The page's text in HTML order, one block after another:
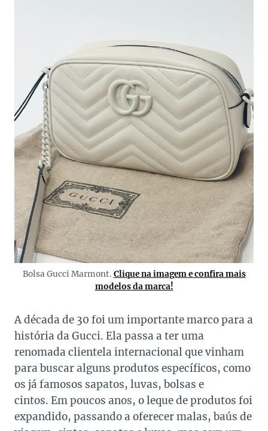
Bolsa Gucci Marmont. Clique na imagem e confira mais
modelos da marca!
A década de 30 foi um importante marco para a
história da Gucci. Ela passa a ter uma
renomada clientela internacional que vinham
para buscar alguns produtos específicos, como
os já famosos sapatos, luvas, bolsas e
cintos. Em poucos anos, o leque de produtos foi
expandido, passando a oferecer malas, baús de